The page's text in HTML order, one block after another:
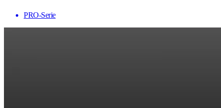
PRO-Serie